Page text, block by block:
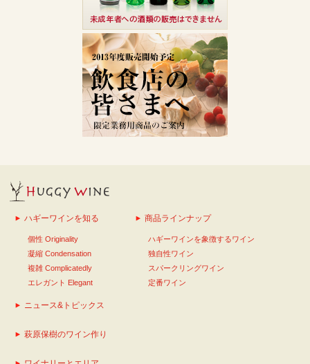
ハギーワインを知る
個性 Originality
凝縮 Condensation
複雑 Complicatedly
エレガント Elegant
商品ラインナップ
ハギーワインを象徴するワイン
独自性ワイン
スパークリングワイン
定番ワイン
ニュース&トピックス
萩原保樹のワイン作り